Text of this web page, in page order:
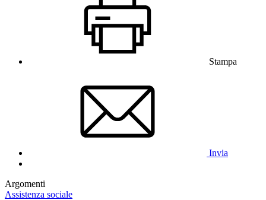
Stampa
Invia
Argomenti
Assistenza sociale